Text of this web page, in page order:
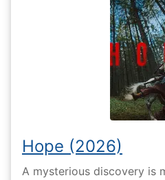
Hope (2026)
A mysterious discovery is